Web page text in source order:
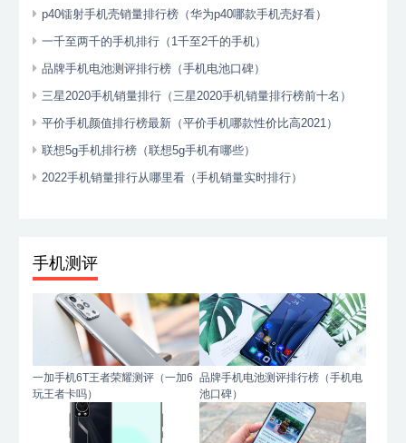
p40镭射手机壳销量排行榜（华为p40哪款手机壳好看）
一千至两千的手机排行（1千至2千的手机）
品牌手机电池测评排行榜（手机电池口碑）
三星2020手机销量排行（三星2020手机销量排行榜前十名）
平价手机颜值排行榜最新（平价手机哪款性价比高2021）
联想5g手机排行榜（联想5g手机有哪些）
2022手机销量排行从哪里看（手机销量实时排行）
手机测评
一加手机6T王者荣耀测评（一加6
玩王者卡吗）
品牌手机电池测评排行榜（手机电
池口碑）